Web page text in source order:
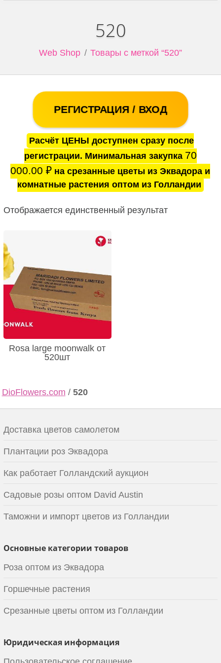
520
Web Shop Товары с меткой “520”
РЕГИСТРАЦИЯ / ВХОД
Расчёт ЦЕНЫ доступнен сразу после
регистрации. Минимальная закупка 70
000.00₽ на срезанные цветы из Эквадора и
комнатные растения оптом из Голландии
Отображается единственный результат
Rosa large moonwalk от
520шт
DioFlowers.com / 520
Доставка цветов самолетом
Плантации роз Эквадора
Как работает Голландский аукцион
Садовые розы оптом David Austin
Таможни и импорт цветов из Голландии
Основные категории товаров
Роза оптом из Эквадора
Горшечные растения
Срезанные цветы оптом из Голландии
Юридическая информация